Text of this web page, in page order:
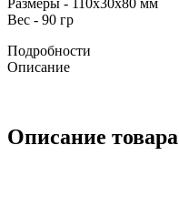
Вес - 90 гр
Подробности
Описание
Описание товара